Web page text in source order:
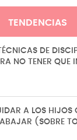
TENDENCIAS
DE
NO TENER QUE
A LOS HIJOS
(SOBRE